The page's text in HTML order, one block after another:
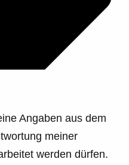
Angaben aus dem
meiner
werden dürfen.